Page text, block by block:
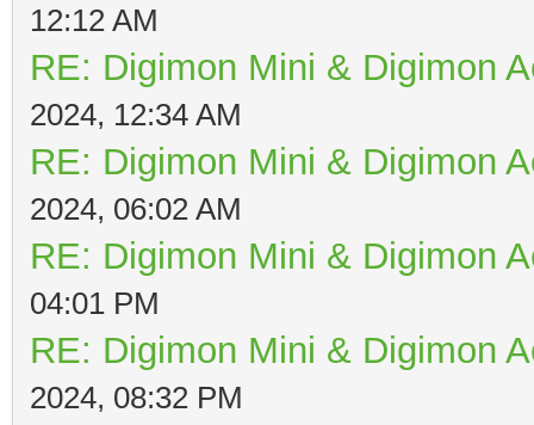
12:12 AM
RE: Digimon Mini & Digimon
2024, 12:34 AM
RE: Digimon Mini & Digimon
2024, 06:02 AM
RE: Digimon Mini & Digimon
04:01 PM
RE: Digimon Mini & Digimon
2024, 08:32 PM